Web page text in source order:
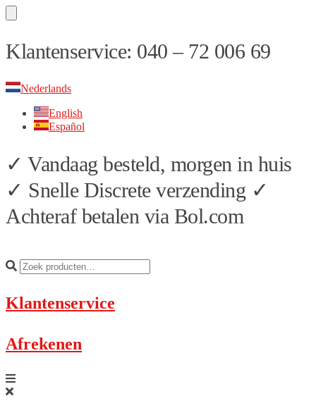
Skip
to
Skip
to
Klantenservice: 040 – 72 006 69
Nederlands
English
Español
✓ Vandaag besteld, morgen in huis
✓ Snelle Discrete verzending ✓
Achteraf betalen via Bol.com
Klantenservice
Afrekenen